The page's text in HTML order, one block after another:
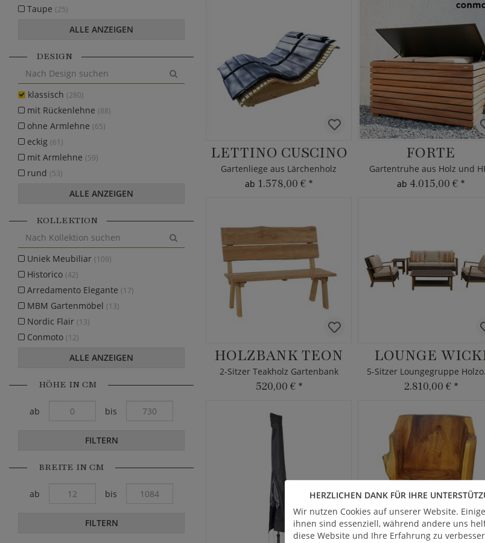
LETTINO CUSCINO
Gartenliege aus Lärchenholz
ab 1.578,00 € *
FORTE
Gartentruhe aus Holz und
ab 4.015,00 € *
HOLZBANK TEON
2-Sitzer Teakholz Gartenbank
520,00 € *
LOUNGE
5-
2.810,00 € *
Taupe (25)
ALLE ANZEIGEN
DESIGN
klassisch (280)
mit Rückenlehne (88)
ohne Armlehne (65)
eckig (61)
mit Armlehne (59)
rund (53)
ALLE ANZEIGEN
KOLLEKTION
Uniek Meubiliar (109)
Historico (42)
Arredamento Elegante (17)
MBM Gartenmöbel (13)
Nordic Flair (13)
Conmoto (12)
ALLE ANZEIGEN
HÖHE IN CM
ab bis
FILTERN
BREITE IN CM
ab bis
FILTERN
HERZLICHEN DANK FÜR IHRE
Wir nutzen Cookies auf unserer Website.
ihnen sind essenziell, während andere uns
diese Website und Ihre Erfahrung zu